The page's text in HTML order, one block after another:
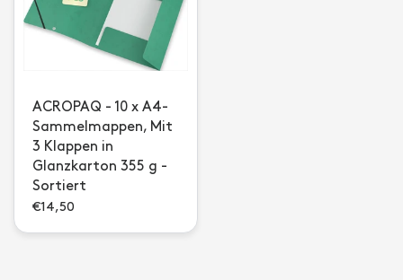
ACROPAQ - 10 x A4-
Sammelmappen, Mit
3 Klappen in
Glanzkarton 355 g -
Sortiert
€14,50